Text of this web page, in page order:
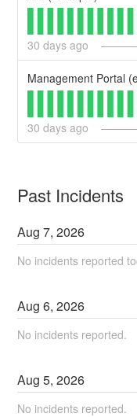
30 days ago
30 days ago
Past Incidents
Aug7,2026
No incidents reported
Aug6,2026
No incidents reported.
Aug5,2026
No incidents reported.